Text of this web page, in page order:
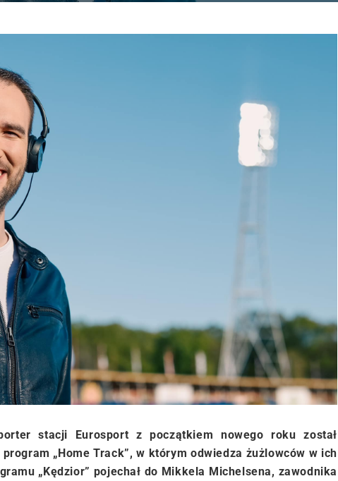
stacji Eurosport z początkiem nowego roku został
„Home Track”, w którym odwiedza żużlowców w ich
„Kędzior” pojechał do Mikkela Michelsena, zawodnika